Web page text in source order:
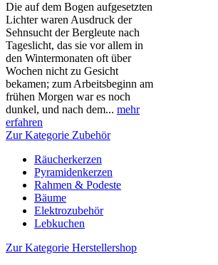
Die auf dem Bogen aufgesetzten
Lichter waren Ausdruck der
Sehnsucht der Bergleute nach
Tageslicht, das sie vor allem in
den Wintermonaten oft über
Wochen nicht zu Gesicht
bekamen; zum Arbeitsbeginn am
frühen Morgen war es noch
dunkel, und nach dem... mehr
erfahren
Zur Kategorie Zubehör
Räucherkerzen
Pyramidenkerzen
Rahmen & Podeste
Bäume
Elektrozubehör
Lebkuchen
Zur Kategorie Herstellershop